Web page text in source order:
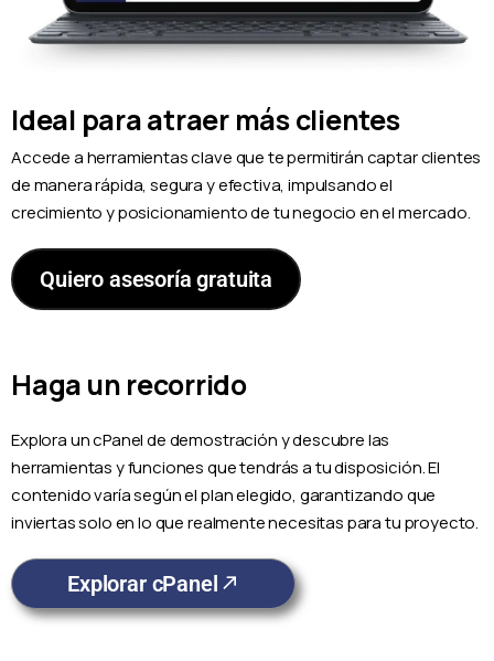
Ideal para atraer más clientes
Accede a herramientas clave que te permitirán captar clientes
de manera rápida, segura y efectiva, impulsando el
crecimiento y posicionamiento de tu negocio en el mercado.
Quiero asesoría gratuita
Haga un recorrido
Explora un cPanel de demostración y descubre las
herramientas y funciones que tendrás a tu disposición. El
contenido varía según el plan elegido, garantizando que
inviertas solo en lo que realmente necesitas para tu proyecto.
Explorar cPanel